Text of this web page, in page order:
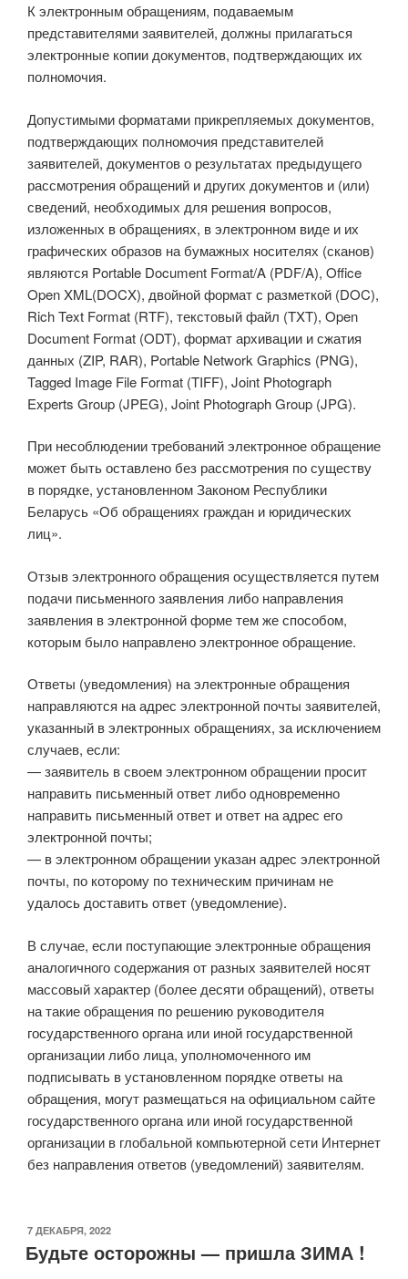
К электронным обращениям, подаваемым
представителями заявителей, должны прилагаться
электронные копии документов, подтверждающих их
полномочия.
Допустимыми форматами прикрепляемых документов,
подтверждающих полномочия представителей
заявителей, документов о результатах предыдущего
рассмотрения обращений и других документов и (или)
сведений, необходимых для решения вопросов,
изложенных в обращениях, в электронном виде и их
графических образов на бумажных носителях (сканов)
являются Portable Document Format/A (PDF/A), Office
Open XML(DOCX), двойной формат с разметкой (DOC),
Rich Text Format (RTF), текстовый файл (TXT), Open
Document Format (ODT), формат архивации и сжатия
данных (ZIP, RAR), Portable Network Graphics (PNG),
Tagged Image File Format (TIFF), Joint Photograph
Experts Group (JPEG), Joint Photograph Group (JPG).
При несоблюдении требований электронное обращение
может быть оставлено без рассмотрения по существу
в порядке, установленном Законом Республики
Беларусь «Об обращениях граждан и юридических
лиц».
Отзыв электронного обращения осуществляется путем
подачи письменного заявления либо направления
заявления в электронной форме тем же способом,
которым было направлено электронное обращение.
Ответы (уведомления) на электронные обращения
направляются на адрес электронной почты заявителей,
указанный в электронных обращениях, за исключением
случаев, если:
— заявитель в своем электронном обращении просит
направить письменный ответ либо одновременно
направить письменный ответ и ответ на адрес его
электронной почты;
— в электронном обращении указан адрес электронной
почты, по которому по техническим причинам не
удалось доставить ответ (уведомление).
В случае, если поступающие электронные обращения
аналогичного содержания от разных заявителей носят
массовый характер (более десяти обращений), ответы
на такие обращения по решению руководителя
государственного органа или иной государственной
организации либо лица, уполномоченного им
подписывать в установленном порядке ответы на
обращения, могут размещаться на официальном сайте
государственного органа или иной государственной
организации в глобальной компьютерной сети Интернет
без направления ответов (уведомлений) заявителям.
ОПУБЛИКОВАНО
7 ДЕКАБРЯ, 2022
Будьте осторожны — пришла ЗИМА !